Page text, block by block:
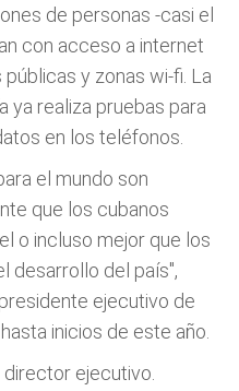
de personas -casi el
con acceso a internet
y zonas wi-fi. La
ya realiza pruebas para
en los teléfonos.
el mundo son
que los cubanos
o incluso mejor que los
desarrollo del país",
ejecutivo de
inicios de este año.
ejecutivo.